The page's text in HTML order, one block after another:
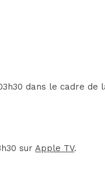
dans le cadre de
surApple TV.